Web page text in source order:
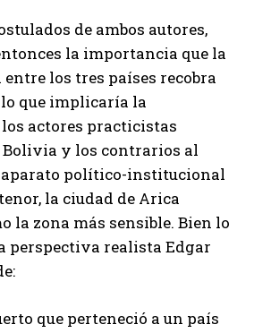
de ambos autores,
la importancia que la
los tres países recobra
que implicaría la
actores practicistas
y los contrarios al
político-institucional
la ciudad de Arica
la zona más sensible. Bien lo
perspectiva realista Edgar
que perteneció a un país